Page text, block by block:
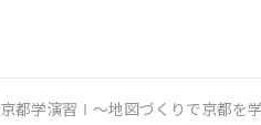
京都学演習Ⅰ～地図づくりで京都を